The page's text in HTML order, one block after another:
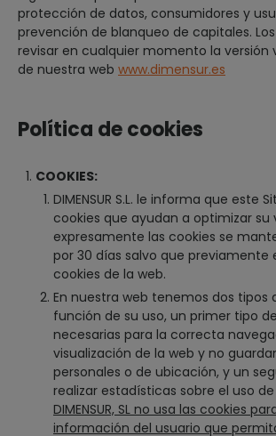
protección de datos, consumidores y
prevención de blanqueo de capitales.
revisar en cualquier momento la versión
de nuestra web www.dimensur.es
Política de cookies
COOKIES:
DIMENSUR S.L. le informa que este
cookies que ayudan a optimizar su
expresamente las cookies se
por 30 días salvo que previamente
cookies de la web.
En nuestra web tenemos dos tipos
función de su uso, un primer tipo
necesarias para la correcta
visualización de la web y no
personales o de ubicación, y un
realizar estadísticas sobre el uso de
DIMENSUR, SL no usa las cookies
información del usuario que